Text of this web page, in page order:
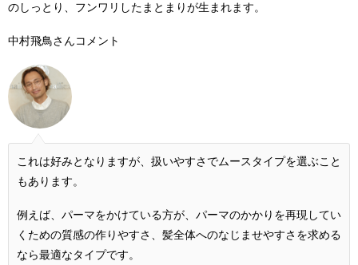
のしっとり、フンワリしたまとまりが生まれます。
中村飛鳥さんコメント
これは好みとなりますが、扱いやすさでムースタイプを選ぶこと
もあります。
例えば、パーマをかけている方が、パーマのかかりを再現してい
くための質感の作りやすさ、髪全体へのなじませやすさを求める
なら最適なタイプです。